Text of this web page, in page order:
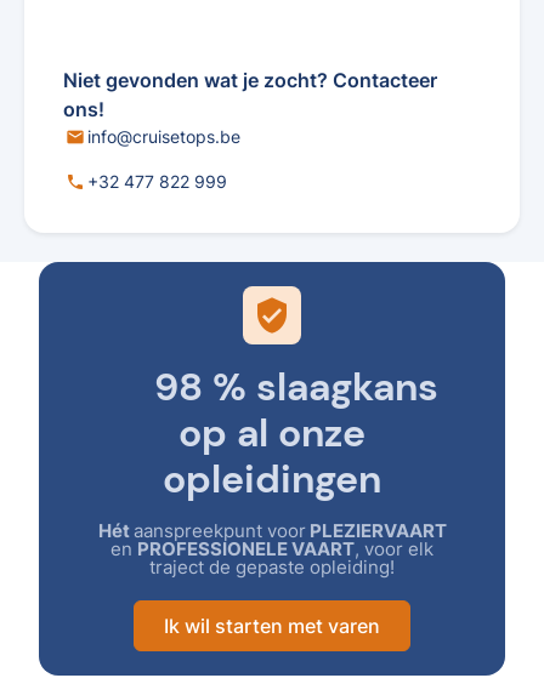
Niet gevonden wat je zocht? Contacteer
ons!
mail info@cruisetops.be
phone +32 477 822 999
verified_user
98 % slaagkans
op al onze
opleidingen
Hétaanspreekpunt voorPLEZIERVAART
en PROFESSIONELE VAART, voor elk
traject de gepaste opleiding!
Ik wil starten met varen